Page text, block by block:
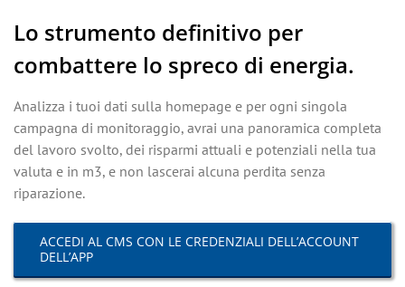
Lo strumento definitivo per
combattere lo spreco di energia.
Analizza i tuoi dati sulla homepage e per ogni singola
campagna di monitoraggio, avrai una panoramica completa
del lavoro svolto, dei risparmi attuali e potenziali nella tua
valuta e in m3, e non lascerai alcuna perdita senza
riparazione.
ACCEDI AL CMS CON LE CREDENZIALI DELL’ACCOUNT
DELL’APP